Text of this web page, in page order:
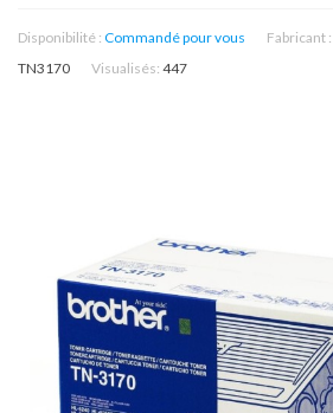
Disponibilité : Commandé pour vous Fabricant :
TN3170
Visualisés: 447